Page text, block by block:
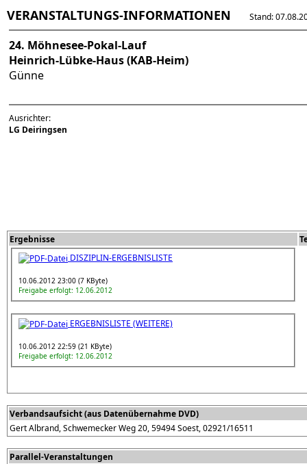
VERANSTALTUNGS-INFORMATIONEN Stand:
24. Möhnesee-Pokal-Lauf
Heinrich-Lübke-Haus (KAB-Heim)
Günne
Ausrichter:
LG Deiringsen
Ergebnisse
DISZIPLIN-ERGEBNISLISTE
10.06.2012 23:00 (7 KByte)
Freigabe erfolgt: 12.06.2012
ERGEBNISLISTE (WEITERE)
10.06.2012 22:59 (21 KByte)
Freigabe erfolgt: 12.06.2012
Verbandsaufsicht (aus Datenübernahme DVD)
Gert Albrand, Schwemecker Weg 20, 59494 Soest, 02921/16511
Parallel-Veranstaltungen